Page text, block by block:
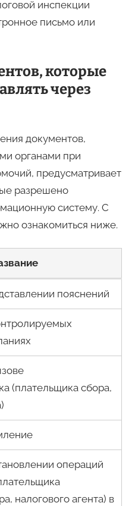
инспекции
письмо или
которые
через
документов,
органами при
предусматривает
разрешено
систему. С
ознакомиться ниже.
пояснений
(плательщика сбора,
операций
налогового агента) в